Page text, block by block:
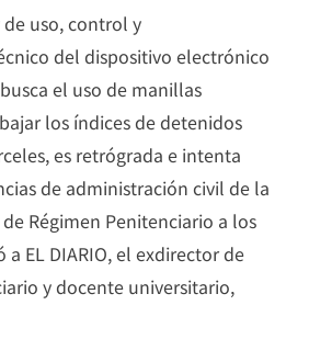
uso, control y
del dispositivo electrónico
el uso de manillas
los índices de detenidos
es retrógrada e intenta
de administración civil de la
Régimen Penitenciario a los
EL DIARIO, el exdirector de
y docente universitario,